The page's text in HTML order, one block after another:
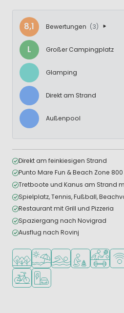
8,1 Bewertungen (3)
L Großer Campingplatz
Glamping
Direkt am Strand
Außenpool
Direkt am feinkiesigen Strand
Punto Mare Fun & Beach Zone
Tretboote und Kanus am Strand
Spielplatz, Tennis, Fußball,
Restaurant mit Grill und Pizzeria
Spaziergang nach Novigrad
Ausflug nach Rovinj
In waldreicher Umgebung
Am Strand und Meer
FreibadEmpfohlen für
Viele
Fahrradverleih
Ladestation für E-Autos